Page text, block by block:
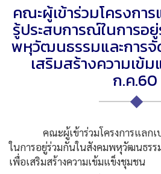
คณะผู้เข้าร่วมโครงกา
รู้ประสบการณ์ในการอ
พหุวัฒนธรรมและการจั
เสริมสร้างความเข้
ก.ค.60
คณะผู้เข้าร่วมโครงการแลกเป
ในการอยู่ร่วมกันในสังคมพหุวัฒนธรร
เพื่อเสริมสร้างความเข้มแข็งชุมชน